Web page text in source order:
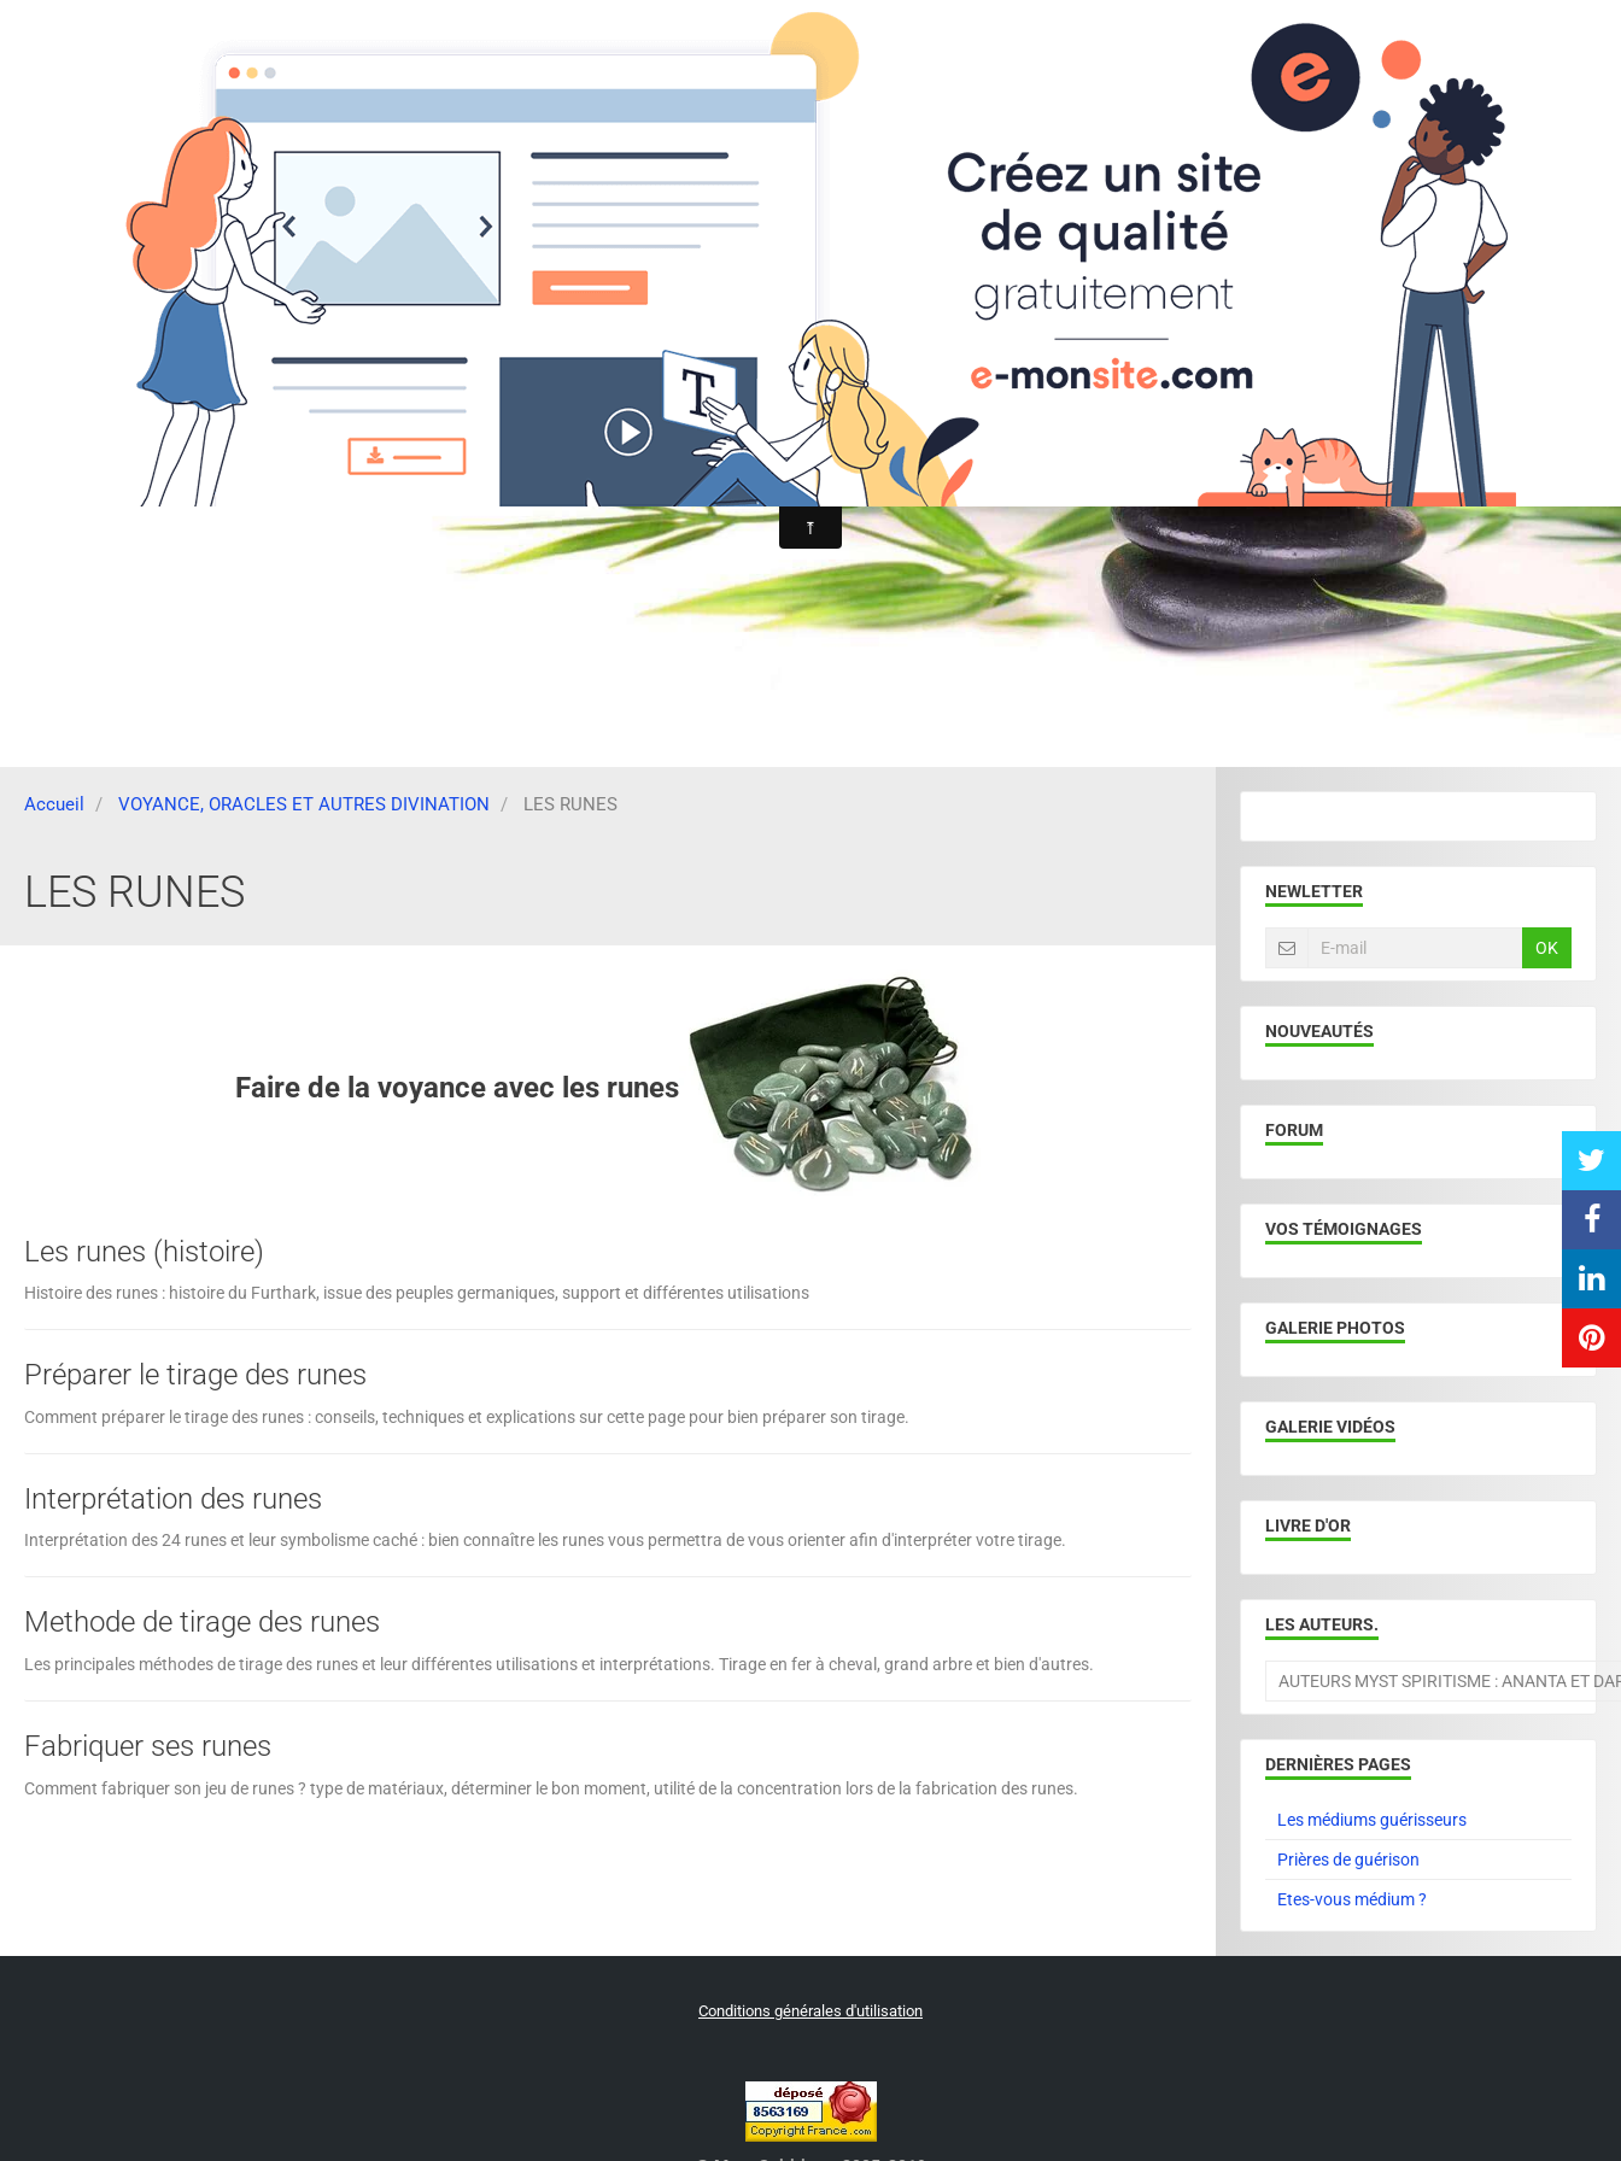
MYST SPIRITISME et ASTRAL
MEDIUMNITE ESPRITS CHAKRA - CORPS SUBTILS
GUERISSEURS - MAGNETISME SPIRITISME - MESSAGES
Accueil VOYANCE, ORACLES ET AUTRES DIVINATION LES RUNES
LES RUNES
Faire de la voyance avec les runes
Les runes (histoire)
Histoire des runes : histoire du Furthark, issue des peuples germaniques, support et différentes utilisations
Préparer le tirage des runes
Comment préparer le tirage des runes : conseils, techniques et explications sur cette page pour bien préparer son tirage.
Interprétation des runes
Interprétation des 24 runes et leur symbolisme caché : bien connaître les runes vous permettra de vous orienter afin d'interpréter votre tirage.
Methode de tirage des runes
Les principales méthodes de tirage des runes et leur différentes utilisations et interprétations. Tirage en fer à cheval, grand arbre et bien d'autres.
Fabriquer ses runes
Comment fabriquer son jeu de runes ? type de matériaux, déterminer le bon moment, utilité de la concentration lors de la fabrication des runes.
NEWLETTER
OK
NOUVEAUTÉS
FORUM
VOS TÉMOIGNAGES
GALERIE PHOTOS
GALERIE VIDÉOS
LIVRE D'OR
LES AUTEURS.
AUTEURS MYST SPIRITISME : ANANTA ET
DERNIÈRES PAGES
Les médiums guérisseurs
Prières de guérison
Etes-vous médium ?
Conditions générales d'utilisation